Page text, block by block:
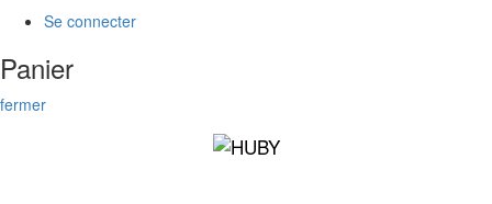
Se connecter
Panier
fermer